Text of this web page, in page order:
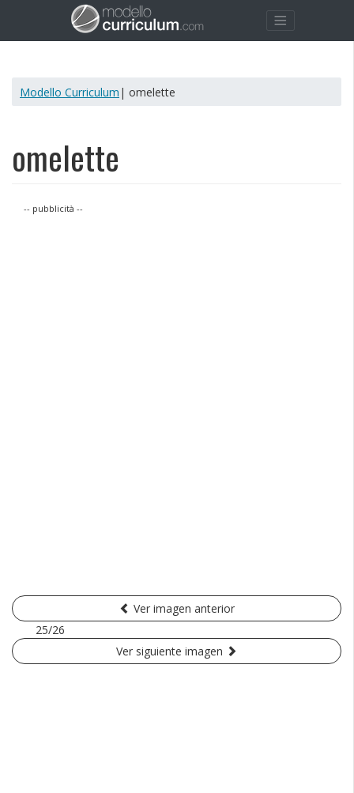
Modello Curriculum | omelette
omelette
-- pubblicità --
Ver imagen anterior
25/26
Ver siguiente imagen